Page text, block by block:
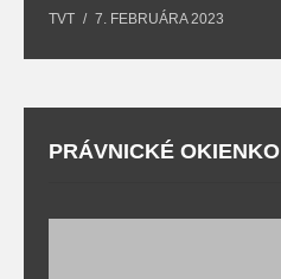
TVT 7. FEBRUÁRA 2023
PRÁVNICKÉ OKIENKO